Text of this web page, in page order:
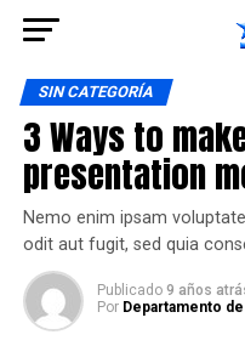
SIN CATEGORÍA
3 Ways to
presentation
Nemo enim ipsam
odit aut fugit, sed quia
Publicado 9 años
Por Departamento
Ir a la